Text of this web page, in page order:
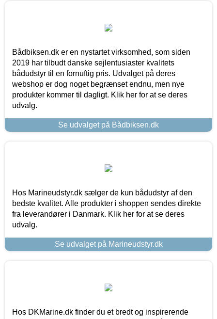
Bådbiksen.dk er en nystartet virksomhed, som siden
2019 har tilbudt danske sejlentusiaster kvalitets
bådudstyr til en fornuftig pris. Udvalget på deres
webshop er dog noget begrænset endnu, men nye
produkter kommer til dagligt. Klik her for at se deres
udvalg.
Se udvalget på Bådbiksen.dk
Hos Marineudstyr.dk sælger de kun bådudstyr af den
bedste kvalitet. Alle produkter i shoppen sendes direkte
fra leverandører i Danmark. Klik her for at se deres
udvalg.
Se udvalget på Marineudstyr.dk
Hos DKMarine.dk finder du et bredt og inspirerende